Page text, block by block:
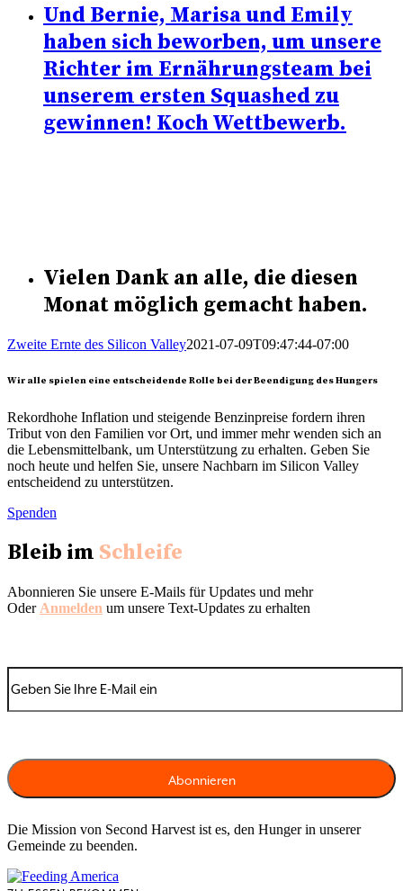
Und Bernie, Marisa und Emily
haben sich beworben, um unsere
Richter im Ernährungsteam bei
unserem ersten Squashed zu
gewinnen! Koch Wettbewerb.
Vielen Dank an alle, die diesen
Monat möglich gemacht haben.
Zweite Ernte des Silicon Valley2021-07-09T09:47:44-07:00
Wir alle spielen eine entscheidende Rolle bei der Beendigung des Hungers
Rekordhohe Inflation und steigende Benzinpreise fordern ihren
Tribut von den Familien vor Ort, und immer mehr wenden sich an
die Lebensmittelbank, um Unterstützung zu erhalten. Geben Sie
noch heute und helfen Sie, unsere Nachbarn im Silicon Valley
entscheidend zu unterstützen.
Spenden
Bleib im Schleife
Abonnieren Sie unsere E-Mails für Updates und mehr
Oder Anmelden um unsere Text-Updates zu erhalten
Die Mission von Second Harvest ist es, den Hunger in unserer
Gemeinde zu beenden.